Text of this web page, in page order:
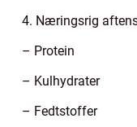
4. Næringsrig
– Protein
– Kulhydrater
– Fedtstoffer